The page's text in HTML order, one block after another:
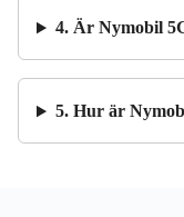
4. Är Nymobil
5. Hur är